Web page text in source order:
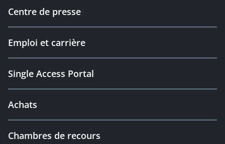
Centre de presse
Emploi et carrière
Single Access Portal
Achats
Chambres de recours